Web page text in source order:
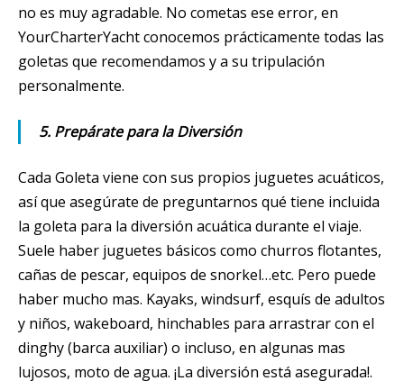
no es muy agradable. No cometas ese error, en
YourCharterYacht conocemos prácticamente todas las
goletas que recomendamos y a su tripulación
personalmente.
5. Prepárate para la Diversión
Cada Goleta viene con sus propios juguetes acuáticos,
así que asegúrate de preguntarnos qué tiene incluida
la goleta para la diversión acuática durante el viaje.
Suele haber juguetes básicos como churros flotantes,
cañas de pescar, equipos de snorkel…etc. Pero puede
haber mucho mas. Kayaks, windsurf, esquís de adultos
y niños, wakeboard, hinchables para arrastrar con el
dinghy (barca auxiliar) o incluso, en algunas mas
lujosos, moto de agua. ¡La diversión está asegurada!.